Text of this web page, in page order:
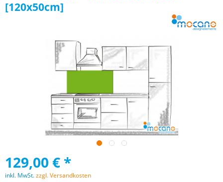
[120x50cm]
129,00 € *
inkl. MwSt.zzgl. Versandkosten